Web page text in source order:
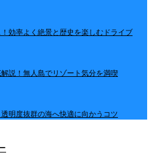
効率よく絶景と歴史を楽しむドライブ
説！無人島でリゾート気分を満喫
明度抜群の海へ快適に向かうコツ